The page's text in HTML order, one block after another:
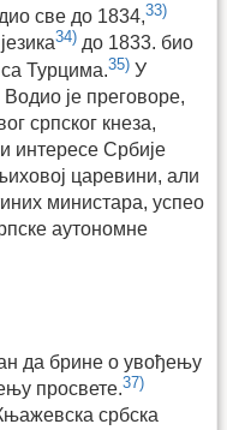
све до 1834,33)
34) до 1833. био
са Турцима.35) У
је преговоре,
српског кнеза,
интересе Србије
царевини, али
министара, успео
аутономне
да брине о увођењу
просвете.37)
србска